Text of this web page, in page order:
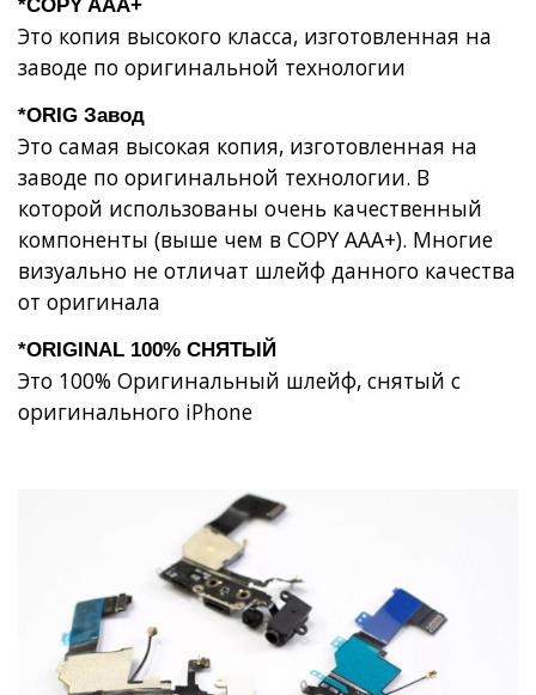
Это копия высокого класса, изготовленная на
заводе по оригинальной технологии
*ORIG Завод
Это самая высокая копия, изготовленная на
заводе по оригинальной технологии. В
которой использованы очень качественный
компоненты (выше чем в COPY AAA+). Многие
визуально не отличат шлейф данного качества
от оригинала
*ORIGINAL 100% СНЯТЫЙ
Это 100% Оригинальный шлейф, снятый с
оригинального iPhone